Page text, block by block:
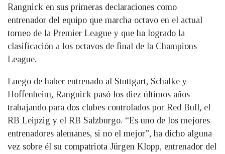
Rangnick en sus primeras declaraciones como
entrenador del equipo que marcha octavo en el actual
torneo de la Premier League y que ha logrado la
clasificación a los octavos de final de la Champions
League.
Luego de haber entrenado al Stuttgart, Schalke y
Hoffenheim, Rangnick pasó los diez últimos años
trabajando para dos clubes controlados por Red Bull, el
RB Leipzig y el RB Salzburgo. “Es uno de los mejores
entrenadores alemanes, si no el mejor”, ha dicho alguna
vez sobre él su compatriota Jürgen Klopp, entrenador del